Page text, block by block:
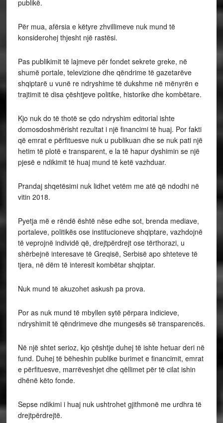
publikë.
Për mua, afërsia e këtyre zhvillimeve nuk mund të
konsiderohej thjesht një rastësi.
Pas publikimit të lajmeve për fondet sekrete greke, në
shumë portale, televizione dhe qëndrime të gazetarëve
shqiptarë u vunë re ndryshime të dukshme në mënyrën e
trajtimit të disa çështjeve politike, historike dhe kombëtare.
Kjo nuk do të thotë se çdo ndryshim editorial ishte
domosdoshmërisht rezultat i një financimi të huaj. Por fakti
që emrat e përfituesve nuk u publikuan dhe se nuk pati një
hetim të plotë e transparent, e la të hapur dyshimin se një
pjesë e ndikimit të huaj mund të ketë vazhduar.
Prandaj shqetësimi nuk lidhet vetëm me atë që ndodhi në
vitin 2018.
Pyetja më e rëndë është nëse edhe sot, brenda mediave,
portaleve, politikës ose institucioneve shqiptare, vazhdojnë
të veprojnë individë që, drejtpërdrejt ose tërthorazi, u
shërbejnë interesave të Greqisë, Serbisë apo shteteve të
tjera, në dëm të interesit kombëtar shqiptar.
Nuk mund të akuzohet askush pa prova.
Por as nuk mund të mbyllen sytë përpara indicieve,
ndryshimit të qëndrimeve dhe mungesës së transparencës.
Në një shtet serioz, kjo çështje duhej të ishte hetuar deri në
fund. Duhej të bëheshin publike burimet e financimit, emrat
e përfituesve, marrëveshjet dhe qëllimet për të cilat ishin
dhënë këto fonde.
Sepse ndikimi i huaj nuk ushtrohet gjithmonë me urdhra të
drejtpërdrejtë.